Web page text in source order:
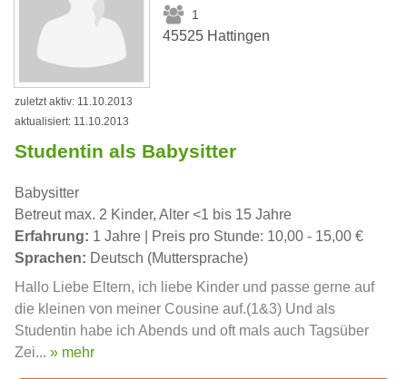
1
45525 Hattingen
zuletzt aktiv: 11.10.2013
aktualisiert: 11.10.2013
Studentin als Babysitter
Babysitter
Betreut max. 2 Kinder, Alter <1 bis 15 Jahre
Erfahrung: 1 Jahre | Preis pro Stunde: 10,00 - 15,00 €
Sprachen: Deutsch (Muttersprache)
Hallo Liebe Eltern, ich liebe Kinder und passe gerne auf
die kleinen von meiner Cousine auf.(1&3) Und als
Studentin habe ich Abends und oft mals auch Tagsüber
Zei... » mehr